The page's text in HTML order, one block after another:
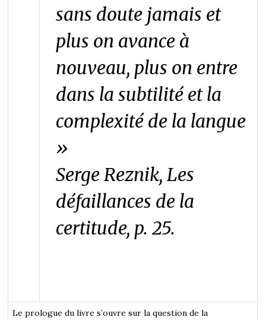
sans doute jamais et
plus on avance à
nouveau, plus on entre
dans la subtilité et la
complexité de la langue
»
Serge Reznik, Les
défaillances de la
certitude, p. 25.
Le prologue du livre s’ouvre sur la question de la